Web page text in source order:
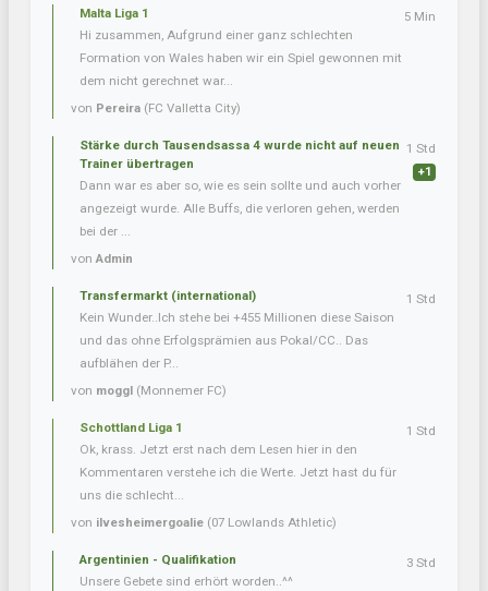
Malta Liga 1
Hi zusammen, Aufgrund einer ganz schlechten
Formation von Wales haben wir ein Spiel gewonnen mit
dem nicht gerechnet war...
von Pereira (FC Valletta City)
5 Min
Stärke durch Tausendsassa 4 wurde nicht auf neuen
Trainer übertragen
Dann war es aber so, wie es sein sollte und auch vorher
angezeigt wurde. Alle Buffs, die verloren gehen, werden
bei der ...
vonAdmin
1 Std
+1
Transfermarkt (international)
Kein Wunder..Ich stehe bei +455 Millionen diese Saison
und das ohne Erfolgsprämien aus Pokal/CC.. Das
aufblähen der P...
von moggl (Monnemer FC)
1 Std
Schottland Liga 1
Ok, krass. Jetzt erst nach dem Lesen hier in den
Kommentaren verstehe ich die Werte. Jetzt hast du für
uns die schlecht...
von ilvesheimergoalie (07 Lowlands Athletic)
1 Std
Argentinien - Qualifikation
Unsere Gebete sind erhört worden..^^
3 Std